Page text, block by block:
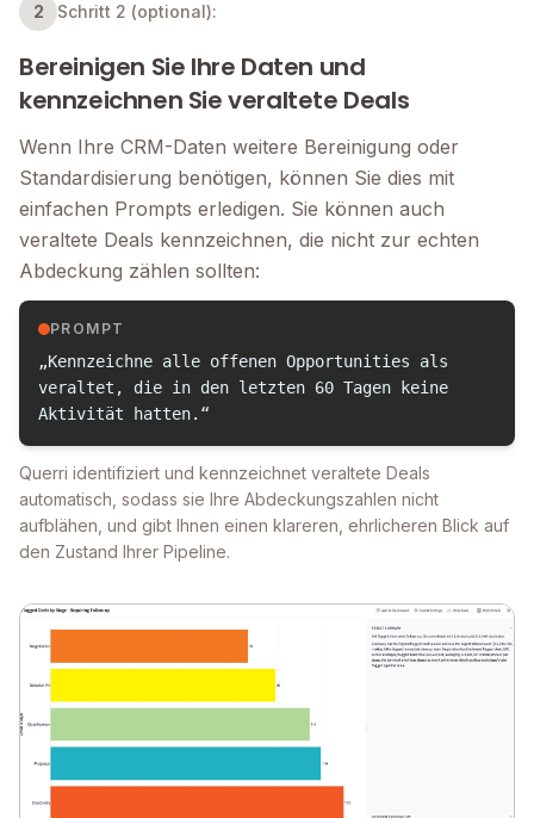
2 Schritt 2 (optional):
Bereinigen Sie Ihre Daten und
kennzeichnen Sie veraltete Deals
Wenn Ihre CRM-Daten weitere Bereinigung oder
Standardisierung benötigen, können Sie dies mit
einfachen Prompts erledigen. Sie können auch
veraltete Deals kennzeichnen, die nicht zur echten
Abdeckung zählen sollten:
PROMPT
„Kennzeichne alle offenen Opportunities als
veraltet, die in den letzten 60 Tagen keine
Aktivität hatten.“
Querri identifiziert und kennzeichnet veraltete Deals
automatisch, sodass sie Ihre Abdeckungszahlen nicht
aufblähen, und gibt Ihnen einen klareren, ehrlicheren Blick auf
den Zustand Ihrer Pipeline.